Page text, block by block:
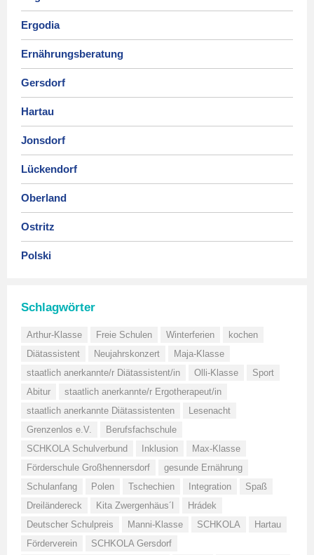
Ergodia
Ernährungsberatung
Gersdorf
Hartau
Jonsdorf
Lückendorf
Oberland
Ostritz
Polski
Schlagwörter
Arthur-Klasse Freie Schulen Winterferien
kochen
Diätassistent
Neujahrskonzert
Maja-Klasse
staatlich anerkannte/r Diätassistent/in
Olli-Klasse
Sport
Abitur
staatlich anerkannte/r Ergotherapeut/in
staatlich anerkannte Diätassistenten
Lesenacht
Grenzenlos e.V.
Berufsfachschule
SCHKOLA Schulverbund
Inklusion
Max-Klasse
Förderschule Großhennersdorf
gesunde Ernährung
Schulanfang
Polen Tschechien Integration
Spaß
Dreiländereck
Kita Zwergenhäus´l
Hrádek
Deutscher Schulpreis
Manni-Klasse SCHKOLA
Hartau
Förderverein
SCHKOLA Gersdorf